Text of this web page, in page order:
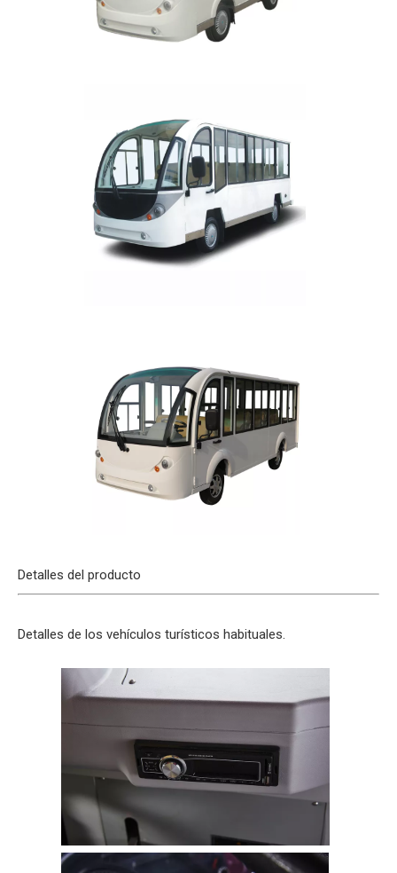
Detalles del producto
Detalles de los vehículos turísticos habituales.